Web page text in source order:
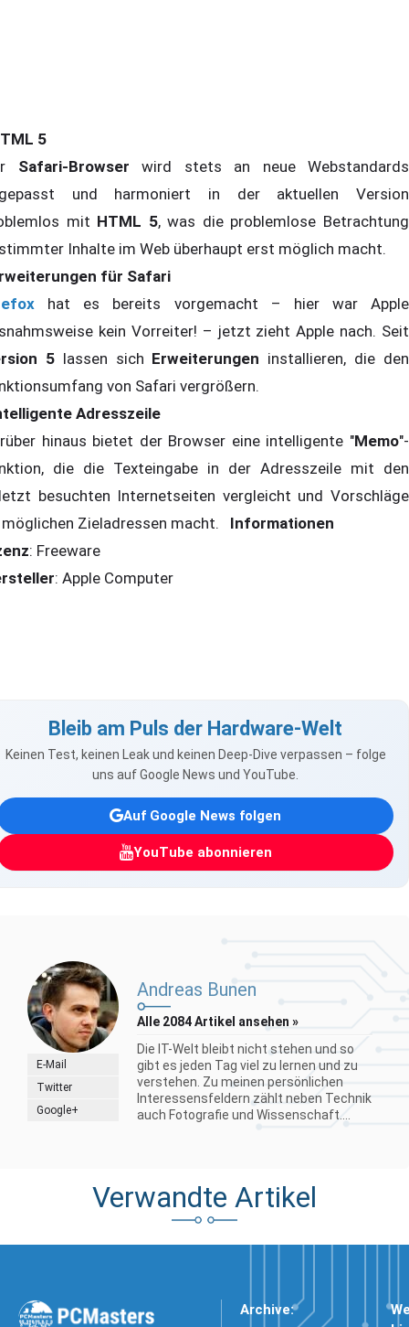
5
Safari-Browser wird stets an neue Webstandards
und harmoniert in der aktuellen Version
mit HTML 5, was die problemlose Betrachtung
Inhalte im Web überhaupt erst möglich macht.
für Safari
hat es bereits vorgemacht – hier war Apple
kein Vorreiter! – jetzt zieht Apple nach. Seit
5 lassen sich Erweiterungen installieren, die den
von Safari vergrößern.
Adresszeile
hinaus bietet der Browser eine intelligente "Memo"-
die die Texteingabe in der Adresszeile mit den
besuchten Internetseiten vergleicht und Vorschläge
Zieladressen macht. Informationen
: Freeware
: Apple Computer
Bleib am Puls der Hardware-Welt
Keinen Test, keinen Leak und keinen Deep-Dive verpassen – folge
uns auf Google News und YouTube.
Auf Google News folgen
YouTube abonnieren
E-Mail
Twitter
Google+
Andreas Bunen
Alle 2084 Artikel ansehen »
Die IT-Welt bleibt nicht stehen und so
gibt es jeden Tag viel zu lernen und zu
verstehen. Zu meinen persönlichen
Interessensfeldern zählt neben Technik
auch Fotografie und Wissenschaft....
Verwandte Artikel
Archive: